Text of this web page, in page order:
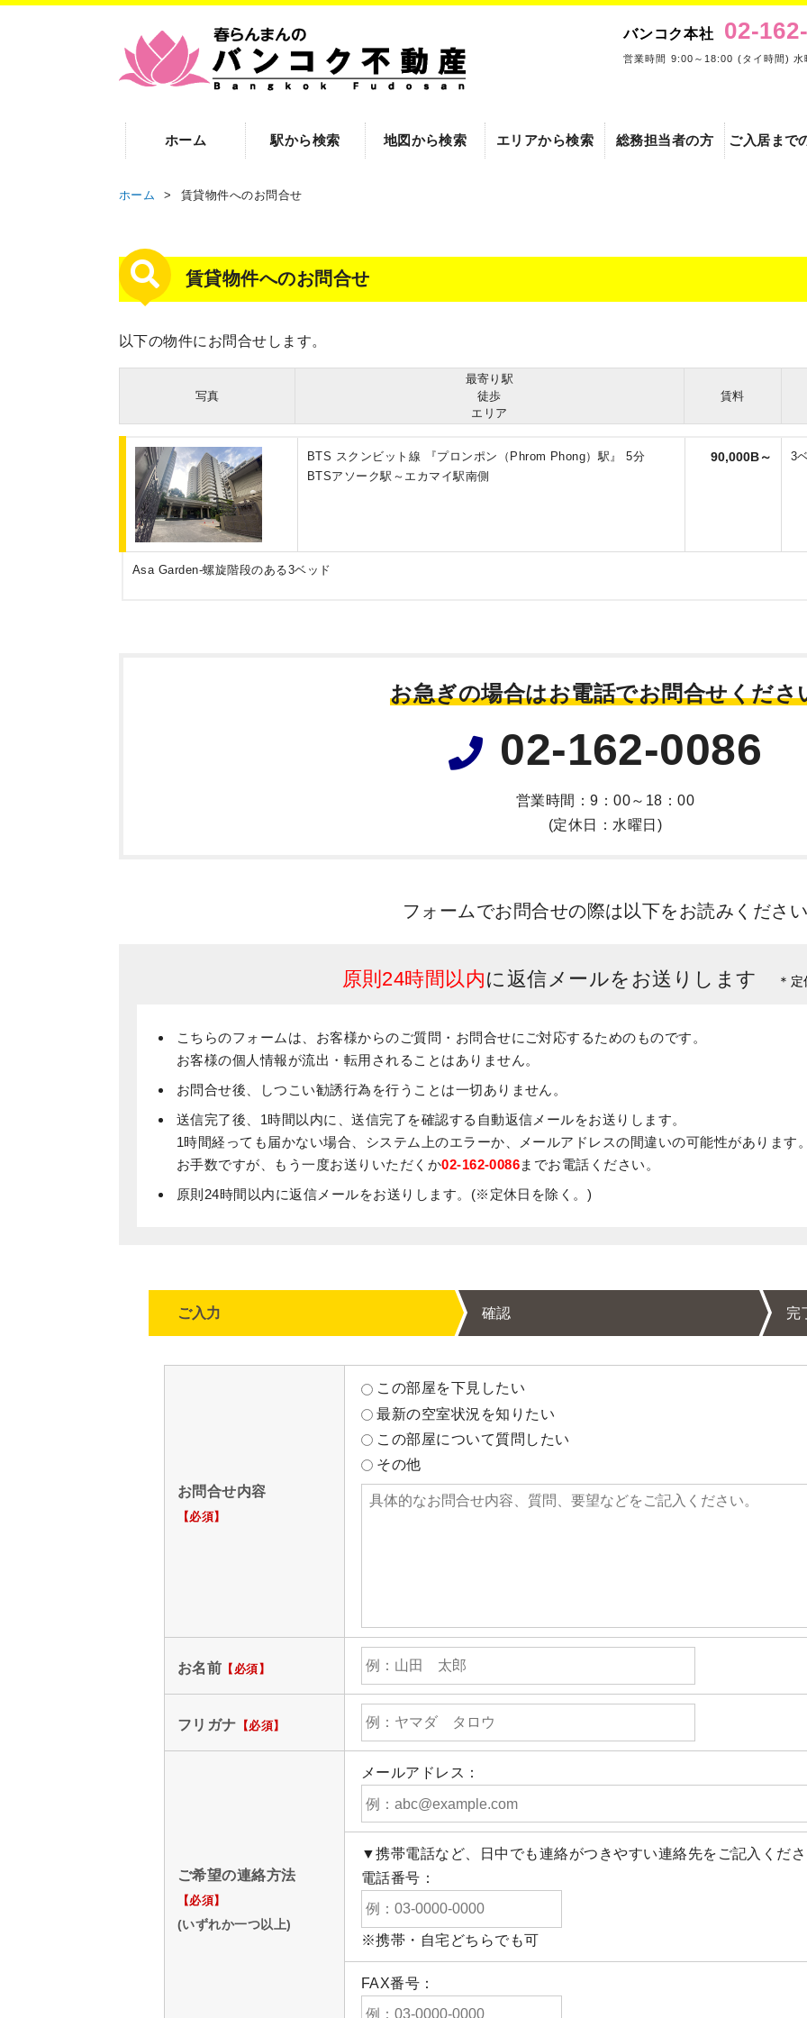
バンコク本社 02-
営業時間 9:00～18:00 (タイ時間) 水
ホーム 駅から検索 地図から検索 エリアから検索 総務担当者の方 ご入居まで
ホーム > 賃貸物件へのお問合せ
賃貸物件へのお問合せ
以下の物件にお問合せします。
写真
最寄り駅
徒歩
エリア
賃料
BTS スクンビット線 『プロンポン（Phrom Phong）駅』 5分
BTSアソーク駅～エカマイ駅南側
90,000B～ 3
Asa Garden-螺旋階段のある3ベッド
お急ぎの場合はお電話でお問合せくださ
02-162-0086
営業時間：9：00～18：00
(定休日：水曜日)
フォームでお問合せの際は 以下をお読みくださ
原則24時間以内に返信メールをお送りします ＊
こちらのフォームは、お客様からのご質問・お問合せにご対応するためのものです。
お客様の個人情報が流出・転用されることはありません。
お問合せ後、しつこい勧誘行為を行うことは一切ありません。
送信完了後、1時間以内に、送信完了を確認する自動返信メールをお送りします。
1時間経っても届かない場合、システム上のエラーか、メールアドレスの間違いの可能性があります
お手数ですが、もう一度お送りいただくか02-162-0086までお電話ください。
原則24時間以内に返信メールをお送りします。(※定休日を除く。)
ご入力 確認 完
お問合せ内容
【必須】
この部屋を下見したい
最新の空室状況を知りたい
この部屋について質問したい
その他
お名前 【必須】
フリガナ 【必須】
ご希望の連絡方法
【必須】
(いずれか一つ以上)
メールアドレス：
▼携帯電話など、日中でも連絡がつきやすい連絡先をご記入くだ
電話番号：
※携帯・自宅どちらでも可
FAX番号：